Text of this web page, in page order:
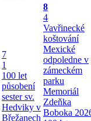
7
1
100 let
působení
sester sv.
Hedviky v
Břežanech
8
4
Vavřinecké
koštování
Mexické
odpoledne v
zámeckém
parku
Memoriál
Zdeňka
Boboka